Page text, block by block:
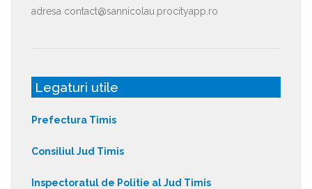
adresa contact@sannicolau.procityapp.ro
Legaturi utile
Prefectura Timis
Consiliul Jud Timis
Inspectoratul de Politie al Jud Timis